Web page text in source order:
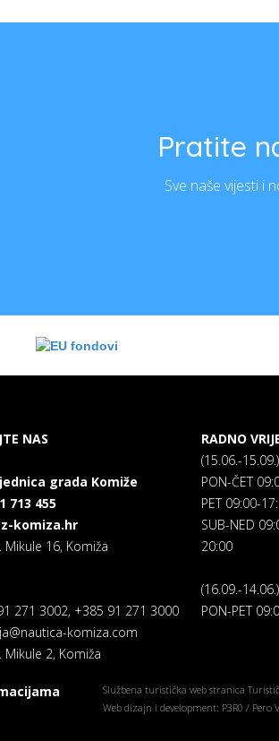
Pratite
Sve naše vijesti i
NAS
grada Komiže
713 455
komiza.hr
Mikule 16, Komiža
271 3002, +385 91 271 3000
komiza.com
Mikule 2, Komiža
RADNO
(15.06.-
PON-ČET
PET 09:00-
SUB-NED
20:00
(16.09.-
PON-PET
Službena turistička web stranica
Web dizajn i development: P3R0 /